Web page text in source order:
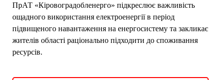
ПрАТ «Кіровоградобленерго» підкреслює важливість
ощадного використання електроенергії в період
підвищеного навантаження на енергосистему та закликає
жителів області раціонально підходити до споживання
ресурсів.